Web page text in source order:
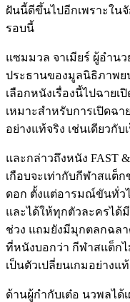
ฝันนี้ดีขึ้นไปอีกเพราะใน
รอบนี้
แซมมวล จาเมียร์ ผู้อำน
ประธานของมูลนิธิภาพย
เลือกหนังเรื่องนี้ไปฉายเ
เหมาะสำหรับการเปิดฉ
อย่างแท้จริง เช่นเดียวกั
และกล่าวถึงหนัง FAST
เกือบจะเท่ากับกีฬาสแต็ก
ดอก ตั้งแต่อารมณ์ขันทั่ว
และได้ให้ทุกตัวละครได้
ช่วง แถมยังมีมุกตลกฉล
ที่หนังบอกว่า กีฬาสแต็ก
เป็นตัวเปลี่ยนเกมอย่างแท้
ด้านผู้กำกับเต๋อ นวพลได้